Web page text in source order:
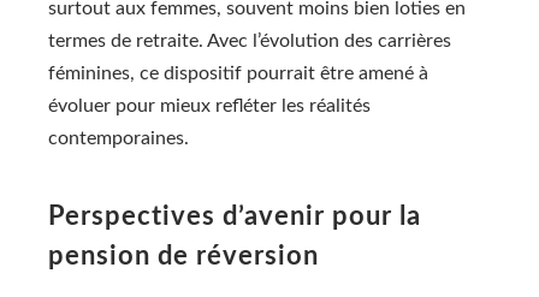
surtout aux femmes, souvent moins bien loties en
termes de retraite. Avec l’évolution des carrières
féminines, ce dispositif pourrait être amené à
évoluer pour mieux refléter les réalités
contemporaines.
Perspectives d’avenir pour la
pension de réversion